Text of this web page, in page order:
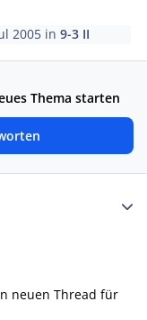
2005 in9-3 II
Thema starten
neuen Thread für